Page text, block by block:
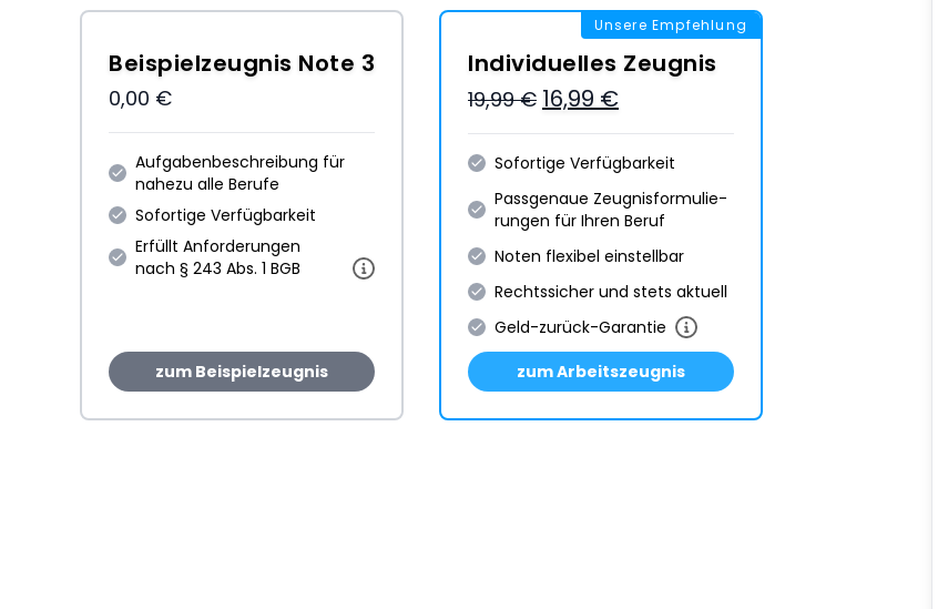
Beispielzeugnis Note 3
0,00 €
Aufgabenbeschreibung für
nahezu alle Berufe
Sofortige Verfügbarkeit
Erfüllt Anforderungen
nach § 243 Abs. 1 BGB
zum Beispielzeugnis
Unsere Empfehlung
Individuelles Zeugnis
19,99 € 16,99 €
Sofortige Verfügbarkeit
Passgenaue Zeugnis­formulie­
rungen für Ihren Beruf
Noten flexibel einstellbar
Rechtssicher und stets aktuell
Geld-zurück-Garantie
zum Arbeitszeugnis